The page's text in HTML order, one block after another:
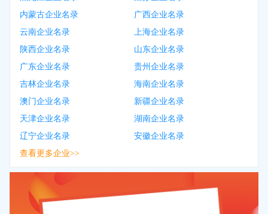
内蒙古企业名录
广西企业名录
云南企业名录
上海企业名录
陕西企业名录
山东企业名录
广东企业名录
贵州企业名录
吉林企业名录
海南企业名录
澳门企业名录
新疆企业名录
天津企业名录
湖南企业名录
辽宁企业名录
安徽企业名录
查看更多企业>>